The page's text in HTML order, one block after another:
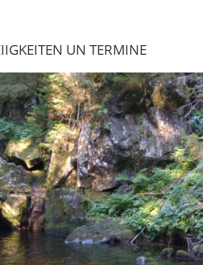
UN TERMINE